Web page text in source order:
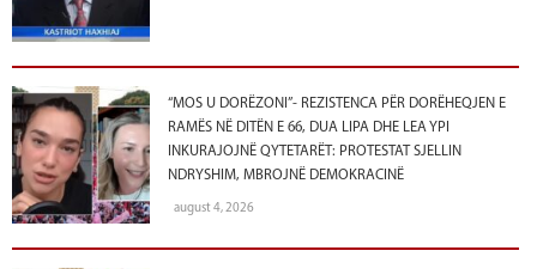
“MOS U DORËZONI”- REZISTENCA PËR DORËHEQJEN E
RAMËS NË DITËN E 66, DUA LIPA DHE LEA YPI
INKURAJOJNË QYTETARËT: PROTESTAT SJELLIN
NDRYSHIM, MBROJNË DEMOKRACINË
august 4, 2026